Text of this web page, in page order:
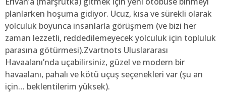
planlarken hoşuma gidiyor. Ucuz, kısa ve sürekli olarak
yolculuk boyunca insanlarla görüşmem (ve bizi her
zaman lezzetli, reddedilemeyecek yolculuk için topluluk
parasına götürmesi).Zvartnots Uluslararası
Havaalanı’nda uçabilirsiniz, güzel ve modern bir
havaalanı, pahalı ve kötü uçuş seçenekleri var (şu an
için… beklentilerim yüksek).